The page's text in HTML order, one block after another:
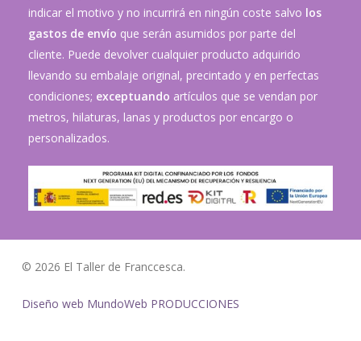
indicar el motivo y no incurrirá en ningún coste salvo los
gastos de envío que serán asumidos por parte del
cliente. Puede devolver cualquier producto adquirido
llevando su embalaje original, precintado y en perfectas
condiciones; exceptuando artículos que se vendan por
metros, hilaturas, lanas y productos por encargo o
personalizados.
© 2026 El Taller de Franccesca.
Diseño web MundoWeb PRODUCCIONES